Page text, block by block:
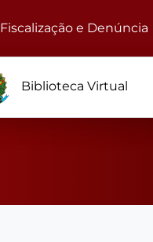
Fiscalização e Denúncia
Biblioteca Virtual